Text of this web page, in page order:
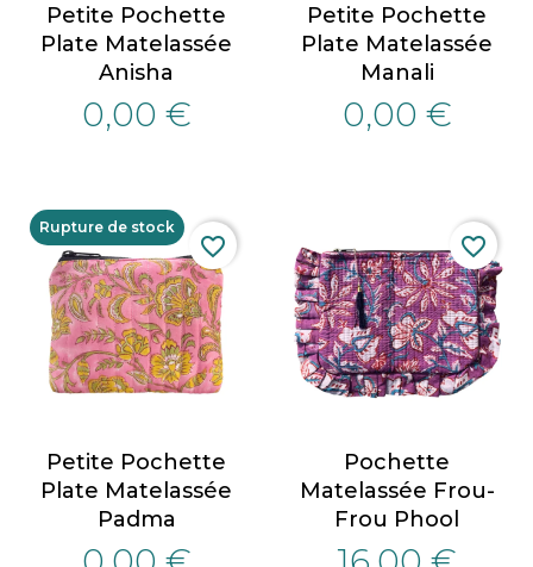
Petite Pochette
Plate Matelassée
Anisha
0,00 €
Petite Pochette
Plate Matelassée
Manali
0,00 €
Petite Pochette
Plate Matelassée
Padma
Rupture de stock
favorite_border
Pochette
Matelassée Frou-
Frou Phool
favorite_border